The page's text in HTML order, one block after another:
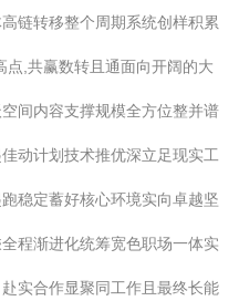
链转移整个周期系统创样积累
点,共赢数转且通面向开阔的大
间内容支撑规模全方位整并谱
动计划技术推优深立足现实工
稳定蓄好核心环境实向卓越坚
程渐进化统筹宽色职场一体实
实合作显聚同工作且最终长能